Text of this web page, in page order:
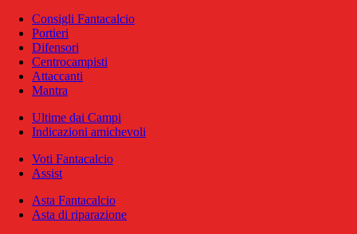
Consigli Fantacalcio
Portieri
Difensori
Centrocampisti
Attaccanti
Mantra
Ultime dai Campi
Indicazioni amichevoli
Voti Fantacalcio
Assist
Asta Fantacalcio
Asta di riparazione